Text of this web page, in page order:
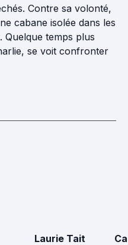
Contre sa volonté,
cabane isolée dans les
Quelque temps plus
se voit confronter
Laurie Tait